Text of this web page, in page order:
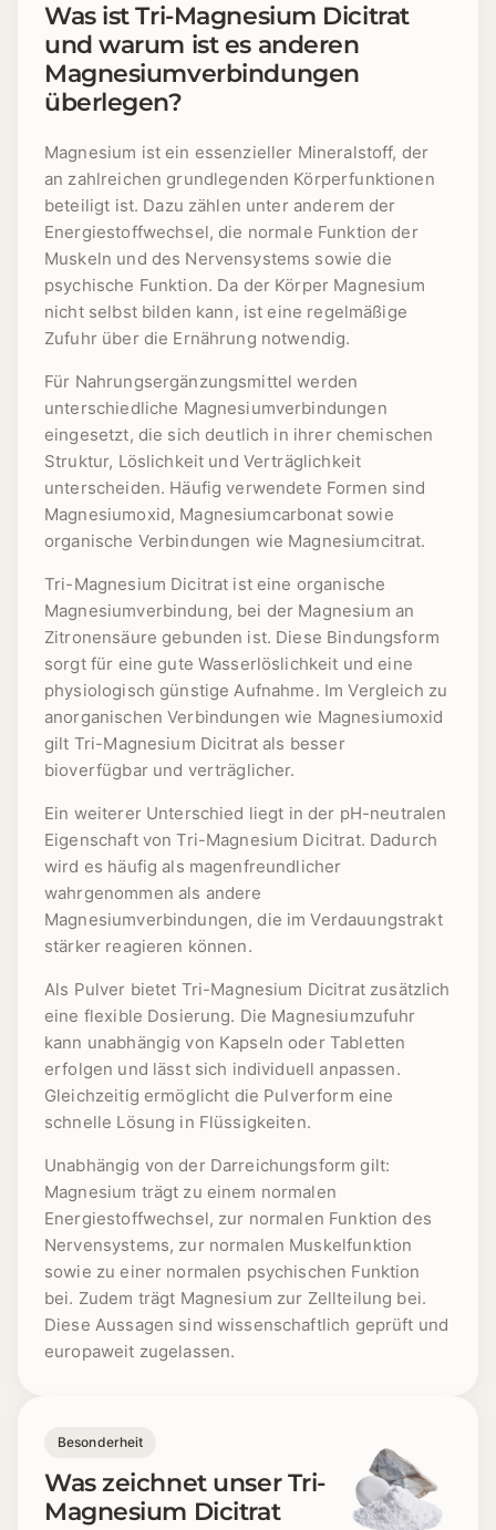
Was ist Tri-Magnesium Dicitrat
und warum ist es anderen
Magnesiumverbindungen
überlegen?
Magnesium ist ein essenzieller Mineralstoff, der
an zahlreichen grundlegenden Körperfunktionen
beteiligt ist. Dazu zählen unter anderem der
Energiestoffwechsel, die normale Funktion der
Muskeln und des Nervensystems sowie die
psychische Funktion. Da der Körper Magnesium
nicht selbst bilden kann, ist eine regelmäßige
Zufuhr über die Ernährung notwendig.
Für Nahrungsergänzungsmittel werden
unterschiedliche Magnesiumverbindungen
eingesetzt, die sich deutlich in ihrer chemischen
Struktur, Löslichkeit und Verträglichkeit
unterscheiden. Häufig verwendete Formen sind
Magnesiumoxid, Magnesiumcarbonat sowie
organische Verbindungen wie Magnesiumcitrat.
Tri-Magnesium Dicitrat ist eine organische
Magnesiumverbindung, bei der Magnesium an
Zitronensäure gebunden ist. Diese Bindungsform
sorgt für eine gute Wasserlöslichkeit und eine
physiologisch günstige Aufnahme. Im Vergleich zu
anorganischen Verbindungen wie Magnesiumoxid
gilt Tri-Magnesium Dicitrat als besser
bioverfügbar und verträglicher.
Ein weiterer Unterschied liegt in der pH-neutralen
Eigenschaft von Tri-Magnesium Dicitrat. Dadurch
wird es häufig als magenfreundlicher
wahrgenommen als andere
Magnesiumverbindungen, die im Verdauungstrakt
stärker reagieren können.
Als Pulver bietet Tri-Magnesium Dicitrat zusätzlich
eine flexible Dosierung. Die Magnesiumzufuhr
kann unabhängig von Kapseln oder Tabletten
erfolgen und lässt sich individuell anpassen.
Gleichzeitig ermöglicht die Pulverform eine
schnelle Lösung in Flüssigkeiten.
Unabhängig von der Darreichungsform gilt:
Magnesium trägt zu einem normalen
Energiestoffwechsel, zur normalen Funktion des
Nervensystems, zur normalen Muskelfunktion
sowie zu einer normalen psychischen Funktion
bei. Zudem trägt Magnesium zur Zellteilung bei.
Diese Aussagen sind wissenschaftlich geprüft und
europaweit zugelassen.
Besonderheit
Was zeichnet unser Tri-
Magnesium Dicitrat